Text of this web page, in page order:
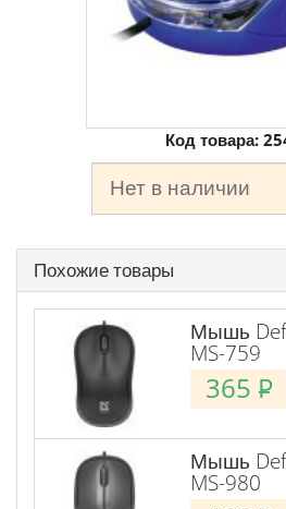
Код товара:
Нет в наличии
Похожие товары
Мышь
MS-759
365 P
Мышь
MS-980